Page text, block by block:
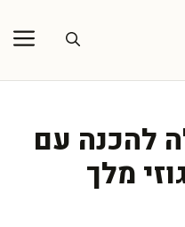
להכנה עם
מלך